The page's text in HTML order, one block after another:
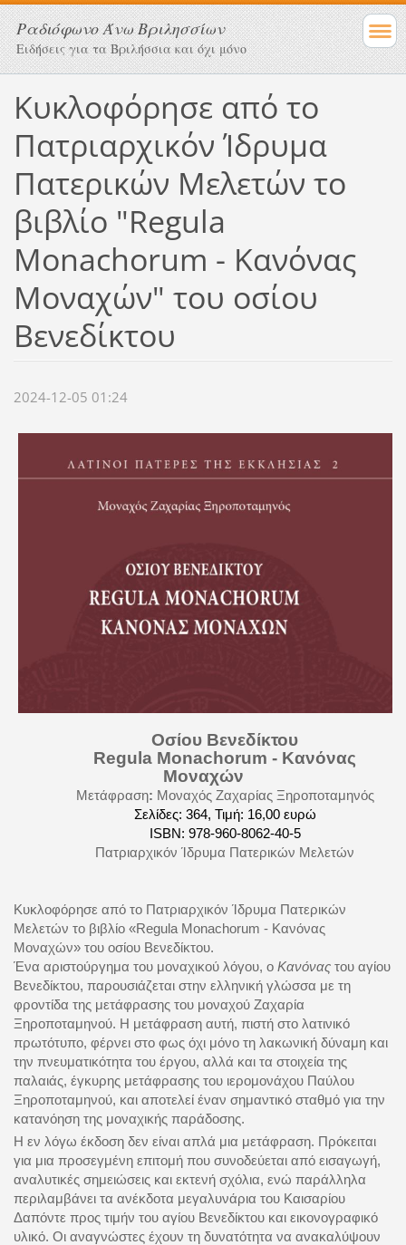
Ραδιόφωνο Άνω Βριλησσίων
Ειδήσεις για τα Βριλήσσια και όχι μόνο
Κυκλοφόρησε από το
Πατριαρχικόν Ίδρυμα
Πατερικών Μελετών το
βιβλίο "Regula
Monachorum - Κανόνας
Μοναχών" του οσίου
Βενεδίκτου
2024-12-05 01:24
Οσίου Βενεδίκτου
Regula Monachorum - Κανόνας
Μοναχών
Μετάφραση: Μοναχός Ζαχαρίας Ξηροποταμηνός
Σελίδες: 364, Τιμή: 16,00 ευρώ
ISBN: 978-960-8062-40-5
Πατριαρχικόν Ίδρυμα Πατερικών Μελετών
Κυκλοφόρησε από το Πατριαρχικόν Ίδρυμα Πατερικών
Μελετών το βιβλίο «Regula Monachorum - Κανόνας
Μοναχών» του οσίου Βενεδίκτου.
Ένα αριστούργημα του μοναχικού λόγου, ο Κανόνας του αγίου
Βενεδίκτου, παρουσιάζεται στην ελληνική γλώσσα με τη
φροντίδα της μετάφρασης του μοναχού Ζαχαρία
Ξηροποταμηνού. Η μετάφραση αυτή, πιστή στο λατινικό
πρωτότυπο, φέρνει στο φως όχι μόνο τη λακωνική δύναμη και
την πνευματικότητα του έργου, αλλά και τα στοιχεία της
παλαιάς, έγκυρης μετάφρασης του ιερομονάχου Παύλου
Ξηροποταμηνού, και αποτελεί έναν σημαντικό σταθμό για την
κατανόηση της μοναχικής παράδοσης.
Η εν λόγω έκδοση δεν είναι απλά μια μετάφραση. Πρόκειται
για μια προσεγμένη επιτομή που συνοδεύεται από εισαγωγή,
αναλυτικές σημειώσεις και εκτενή σχόλια, ενώ παράλληλα
περιλαμβάνει τα ανέκδοτα μεγαλυνάρια του Καισαρίου
Δαπόντε προς τιμήν του αγίου Βενεδίκτου και εικονογραφικό
υλικό. Οι αναγνώστες έχουν τη δυνατότητα να ανακαλύψουν